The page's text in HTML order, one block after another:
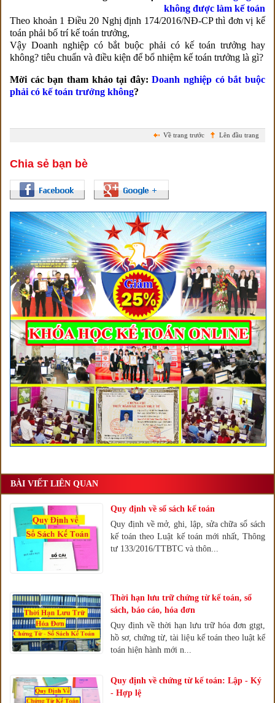
không được làm kế toán
Theo khoản 1 Điều 20 Nghị định 174/2016/NĐ-CP thì đơn vị kế
toán phải bố trí kế toán trưởng,
Vậy Doanh nghiệp có bắt buộc phải có kế toán trưởng hay
không? tiêu chuẩn và điều kiện để bổ nhiệm kế toán trưởng là gì?
Mời các bạn tham khảo tại đây:Doanh nghiệp có bắt buộc
phải có kế toán trưởng không?
Lên đầu trang
Về trang trước
Chia sẻ bạn bè
BÀI VIẾT LIÊN QUAN
Quy định về sổ sách kế toán
Quy định về mở, ghi, lập, sửa chữa sổ sách
kế toán theo Luật kế toán mới nhất, Thông
tư 133/2016/TTBTC và thôn...
Thời hạn lưu trữ chứng từ kế toán, sổ
sách, báo cáo, hóa đơn
Quy định về thời hạn lưu trữ hóa đơn gtgt,
hồ sơ, chứng từ, tài liệu kế toán theo luật kế
toán hiện hành mới n...
Quy định về chứng từ kế toán: Lập - Ký
- Hợp lệ